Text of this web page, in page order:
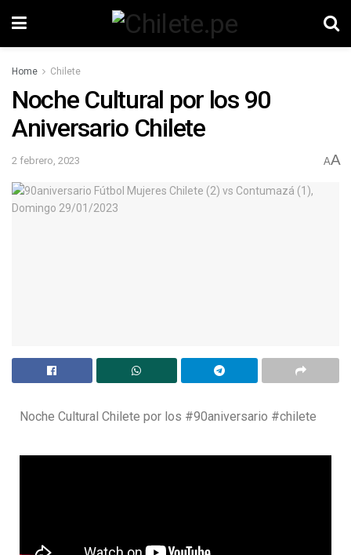
Home Chilete
Noche Cultural por los 90
Aniversario Chilete
2 febrero, 2023 AA
Noche Cultural Chilete por los #90aniversario #chilete